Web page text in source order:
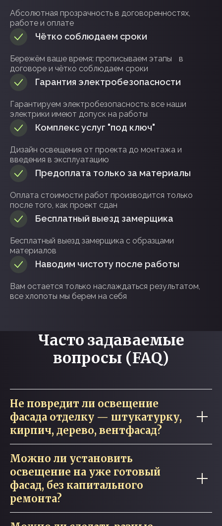
Абсолютная прозрачность в договоренностях,
работе и оплате
Чётко соблюдаем сроки
Бережём ваше время: прописываем этапы в
договоре и чётко соблюдаем сроки
Гарантия электробезопасности
Гарантируем электробезопасность: все наши
электрики имеют допуск на работы
Комплекс услуг "под ключ"
Дизайн освещения от проекта до монтажа и
введения в эксплуатацию
Предоплата только за материалы
Оплата стоимости работ производится только
после того, как проект сдан
Бесплатный выезд замерщика
Бесплатный выезд замерщика с образцами
материалов
Наводим чистоту после работы
Вам остается только наслаждаться результатом,
все хлопоты мы берем на себя
Часто задаваемые
вопросы (FAQ)
Не повредит ли освещение
фасада отделку — штукатурку,
кирпич, дерево, вентфасад?
Можно ли установить
освещение на уже готовый
фасад, без капитального
ремонта?